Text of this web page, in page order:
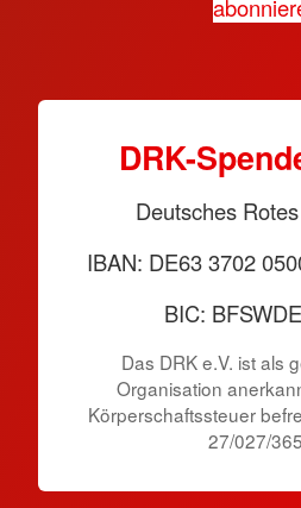
DRK-
Deutsches
IBAN: DE63 3702
BIC:
Das DRK e.V. ist als
Organisation
Körperschaftssteuer
27/027/